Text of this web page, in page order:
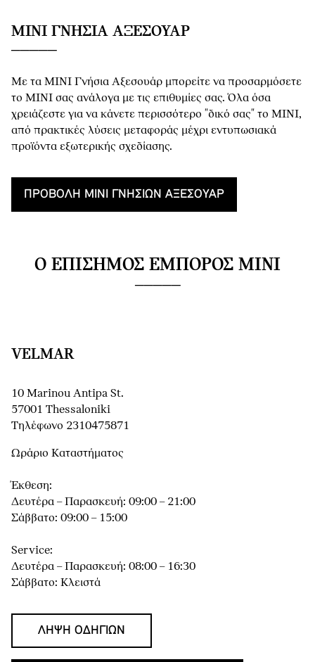
MINI ΓΝΉΣΙΑ ΑΞΕΣΟΥΆΡ
Με τα MINI Γνήσια Αξεσουάρ μπορείτε να προσαρμόσετε
το MINI σας ανάλογα με τις επιθυμίες σας. Όλα όσα
χρειάζεστε για να κάνετε περισσότερο "δικό σας" το MINI,
από πρακτικές λύσεις μεταφοράς μέχρι εντυπωσιακά
προϊόντα εξωτερικής σχεδίασης.
ΠΡΟΒΟΛΉ MINI ΓΝΉΣΙΩΝ ΑΞΕΣΟΥΆΡ
Ο ΕΠΊΣΗΜΟΣ ΈΜΠΟΡΟΣ MINI
VELMAR
10 Marinou Antipa St.
57001 Thessaloniki
Τηλέφωνο 2310475871
Ωράριο Καταστήματος
Έκθεση:
Δευτέρα – Παρασκευή: 09:00 – 21:00
Σάββατο: 09:00 – 15:00
Service:
Δευτέρα – Παρασκευή: 08:00 – 16:30
Σάββατο: Κλειστά
ΛΉΨΗ ΟΔΗΓΙΏΝ